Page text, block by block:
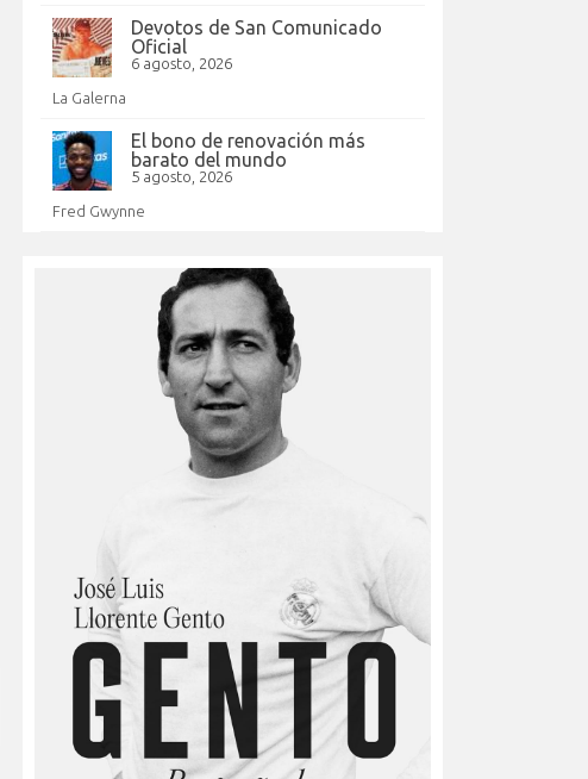
Devotos de San Comunicado
Oficial
6 agosto, 2026
La Galerna
El bono de renovación más
barato del mundo
5 agosto, 2026
Fred Gwynne